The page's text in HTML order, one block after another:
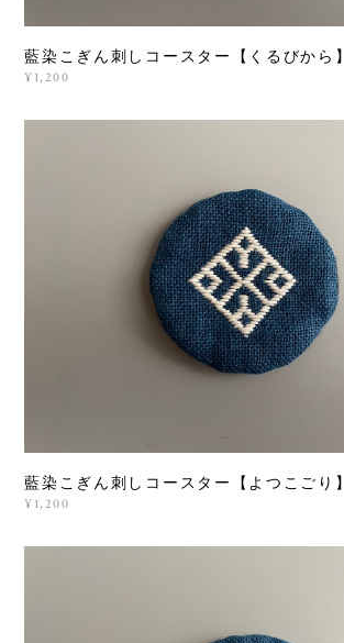
藍染こぎん刺しコースター【くるびから】
¥1,200
藍染こぎん刺しコースター【よつこごり】
¥1,200